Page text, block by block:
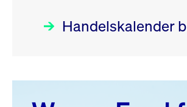
Handelskalender
August 26